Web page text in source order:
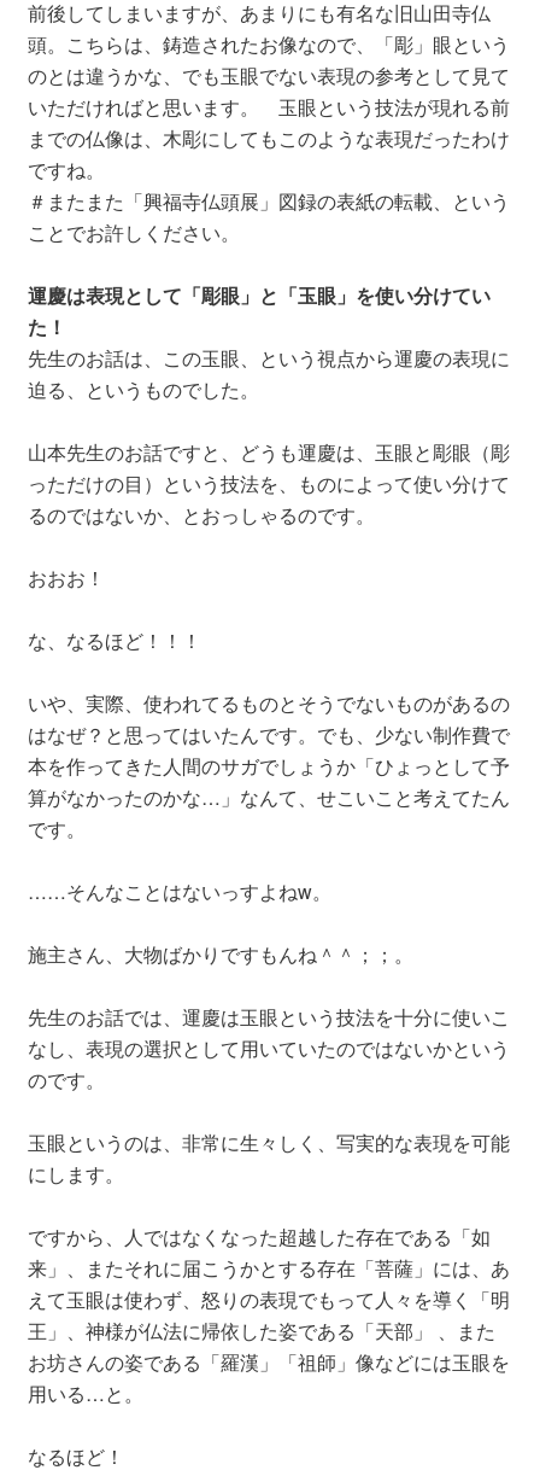
前後してしまいますが、あまりにも有名な旧山田寺仏
頭。こちらは、鋳造されたお像なので、「彫」眼という
のとは違うかな、でも玉眼でない表現の参考として見て
いただければと思います。 玉眼という技法が現れる前
までの仏像は、木彫にしてもこのような表現だったわけ
ですね。
＃またまた「興福寺仏頭展」図録の表紙の転載、という
ことでお許しください。
運慶は表現として「彫眼」と「玉眼」を使い分けてい
た！
先生のお話は、この玉眼、という視点から運慶の表現に
迫る、というものでした。
山本先生のお話ですと、どうも運慶は、玉眼と彫眼（彫
っただけの目）という技法を、ものによって使い分けて
るのではないか、とおっしゃるのです。
おおお！
な、なるほど！！！
いや、実際、使われてるものとそうでないものがあるの
はなぜ？と思ってはいたんです。でも、少ない制作費で
本を作ってきた人間のサガでしょうか「ひょっとして予
算がなかったのかな…」なんて、せこいこと考えてたん
です。
……そんなことはないっすよねw。
施主さん、大物ばかりですもんね＾＾；；。
先生のお話では、運慶は玉眼という技法を十分に使いこ
なし、表現の選択として用いていたのではないかという
のです。
玉眼というのは、非常に生々しく、写実的な表現を可能
にします。
ですから、人ではなくなった超越した存在である「如
来」、またそれに届こうかとする存在「菩薩」には、あ
えて玉眼は使わず、怒りの表現でもって人々を導く「明
王」、神様が仏法に帰依した姿である「天部」 、また
お坊さんの姿である「羅漢」「祖師」像などには玉眼を
用いる…と。
なるほど！